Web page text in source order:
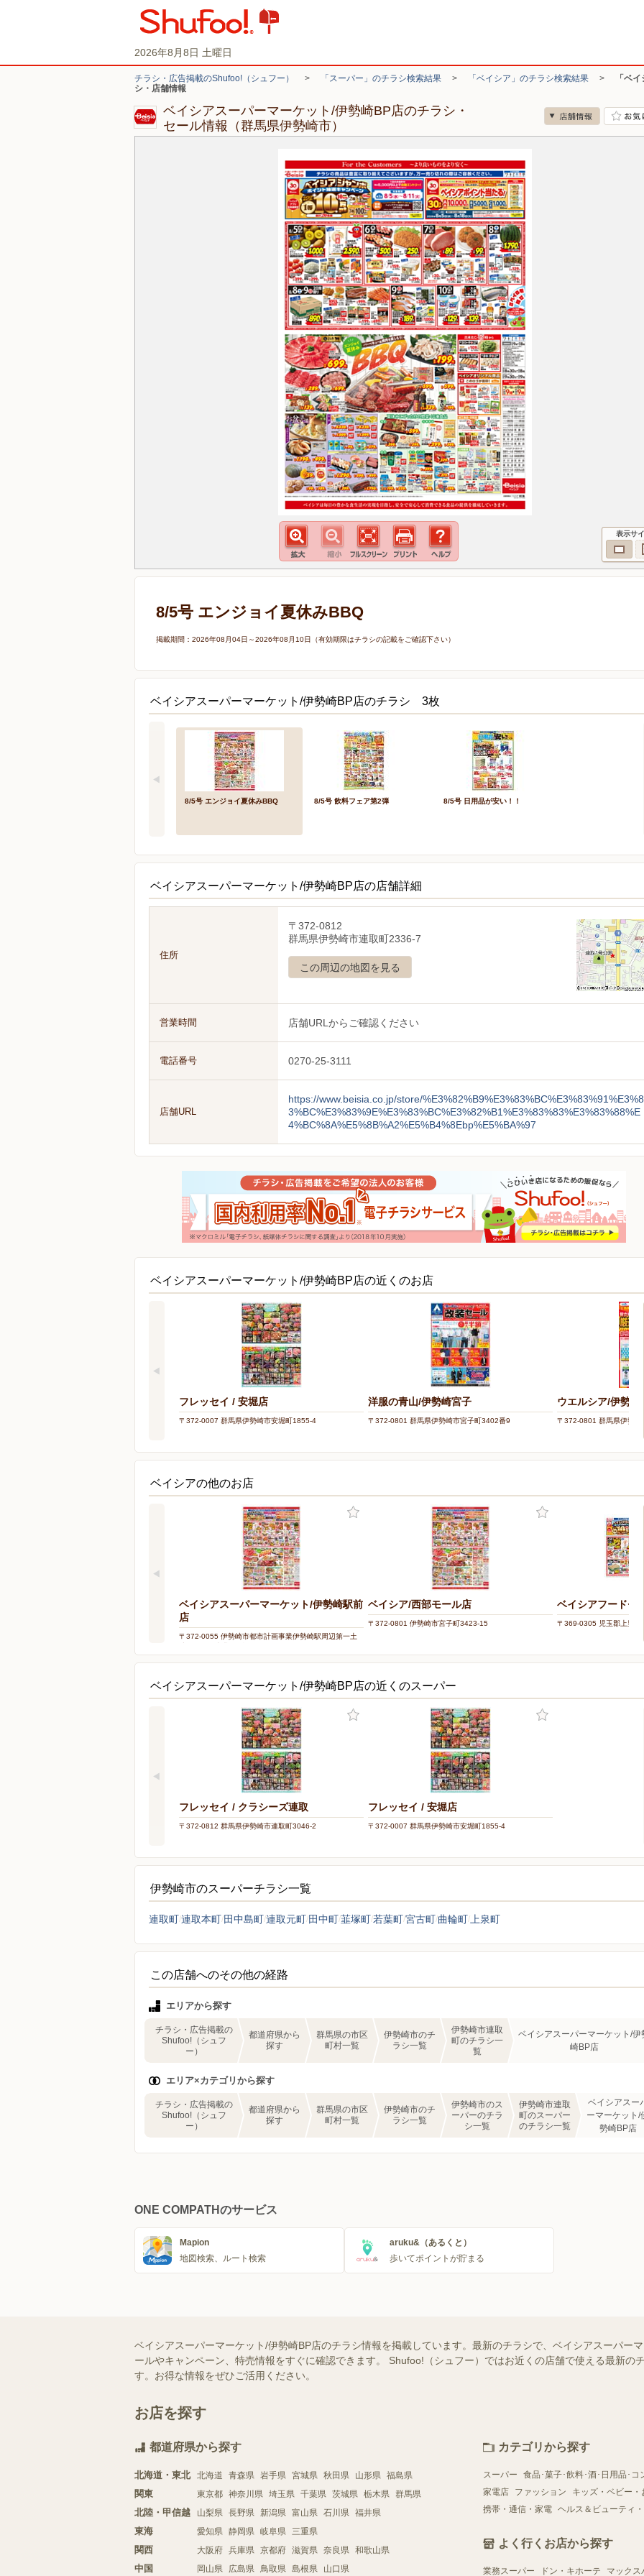
2026年8月8日 土曜日
チラシ・広告掲載のShufoo!（シュフー） > 「スーパー」のチラシ検索結果 > 「ベイシア」のチラシ検索結果 >
「ベ
シ・店舗情報
ベイシアスーパーマーケット/伊勢崎BP店のチラシ・
セール情報（群馬県伊勢崎市）
表示サ
8/5号 エンジョイ夏休みBBQ
掲載期間：2026年08月04日～2026年08月10日（有効期限はチラシの記載をご確認下さい）
ベイシアスーパーマーケット/伊勢崎BP店のチラシ 3枚
8/5号 エンジョイ夏休みBBQ 8/5号 飲料フェア第2弾 8/5号 日用品が安い！！
ベイシアスーパーマーケット/伊勢崎BP店の店舗詳細
住所
〒372-0812
群馬県伊勢崎市連取町2336-7
この周辺の地図を見る
営業時間 店舗URLからご確認ください
電話番号 0270-25-3111
店舗URL
https://www.beisia.co.jp/store/%E3%82%B9%E3%83%BC%E3%83%91%E3%8
3%BC%E3%83%9E%E3%83%BC%E3%82%B1%E3%83%83%E3%83%88%E
4%BC%8A%E5%8B%A2%E5%B4%8Ebp%E5%BA%97
ベイシアスーパーマーケット/伊勢崎BP店の近くのお店
フレッセイ / 安堀店
〒372-0007 群馬県伊勢崎市安堀町1855-4
洋服の青山/伊勢崎宮子
〒372-0801 群馬県伊勢崎市宮子町3402番9
ウエルシア/伊勢崎
〒372-0801 群馬県伊勢崎
ベイシアの他のお店
ベイシアスーパーマーケット/伊勢崎駅前
店
〒372-0055 伊勢崎市都市計画事業伊勢崎駅周辺第一土
ベイシア/西部モール店
〒372-0801 伊勢崎市宮子町3423-15
ベイシアフードセ
〒369-0305 児玉郡上里町
ベイシアスーパーマーケット/伊勢崎BP店の近くのスーパー
フレッセイ / クラシーズ連取
〒372-0812 群馬県伊勢崎市連取町3046-2
フレッセイ / 安堀店
〒372-0007 群馬県伊勢崎市安堀町1855-4
伊勢崎市のスーパーチラシ一覧
連取町連取本町 田中島町連取元町 田中町韮塚町若葉町宮古町 曲輪町 上泉町
この店舗へのその他の経路
エリアから探す
チラシ・広告掲載の
Shufoo!（シュフ
ー）
都道府県から
探す
群馬県の市区
町村一覧
伊勢崎市のチ
ラシ一覧
伊勢崎市連取
町のチラシ一
覧
ベイシアスーパーマーケット/伊
崎BP店
エリア×カテゴリから探す
チラシ・広告掲載の
Shufoo!（シュフ
ー）
都道府県から
探す
群馬県の市区
町村一覧
伊勢崎市のチ
ラシ一覧
伊勢崎市のス
ーパーのチラ
シ一覧
伊勢崎市連取
町のスーパー
のチラシ一覧
ベイシアスー
ーマーケット/
勢崎BP店
ONE COMPATHのサービス
Mapion
地図検索、ルート検索
aruku&（あるくと）
歩いてポイントが貯まる
ベイシアスーパーマーケット/伊勢崎BP店のチラシ情報を掲載しています。最新のチラシで、ベイシアスーパー
ールやキャンペーン、特売情報をすぐに確認できます。 Shufoo!（シュフー）ではお近くの店舗で使える最新の
す。お得な情報をぜひご活用ください。
お店を探す
都道府県から探す
北海道・東北 北海道 青森県 岩手県 宮城県 秋田県 山形県 福島県
関東 東京都 神奈川県 埼玉県 千葉県 茨城県 栃木県 群馬県
北陸・甲信越 山梨県 長野県 新潟県 富山県 石川県 福井県
東海 愛知県 静岡県 岐阜県 三重県
関西 大阪府 兵庫県 京都府 滋賀県 奈良県 和歌山県
中国 岡山県 広島県 鳥取県 島根県 山口県
カテゴリから探す
スーパー 食品･菓子･飲料･酒･日用品･コ
家電店
ファッション キッズ・ベビー・
携帯・通信・家電 ヘルス＆ビューティ
よく行くお店から探す
業務スーパー ドン・キホーテ マックス